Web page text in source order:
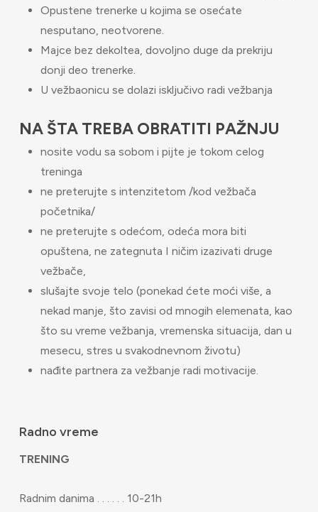
Opustene trenerke u kojima se osećate
nesputano, neotvorene.
Majce bez dekoltea, dovoljno duge da prekriju
donji deo trenerke.
U vežbaonicu se dolazi isključivo radi vežbanja
NA ŠTA TREBA OBRATITI PAŽNJU
nosite vodu sa sobom i pijte je tokom celog
treninga
ne preterujte s intenzitetom /kod vežbača
početnika/
ne preterujte s odećom, odeća mora biti
opuštena, ne zategnuta I ničim izazivati druge
vežbače,
slušajte svoje telo (ponekad ćete moći više, a
nekad manje, što zavisi od mnogih elemenata, kao
što su vreme vežbanja, vremenska situacija, dan u
mesecu, stres u svakodnevnom životu)
nađite partnera za vežbanje radi motivacije.
Radno vreme
TRENING
Radnim danima . . . . . . 10-21h